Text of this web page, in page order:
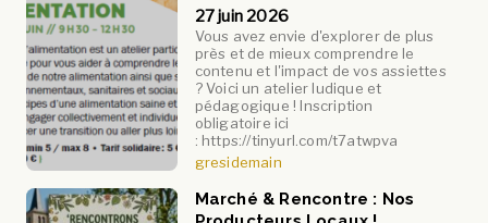
27 juin 2026
Vous avez envie d'explorer de plus
près et de mieux comprendre le
contenu et l'impact de vos assiettes
? Voici un atelier ludique et
pédagogique ! Inscription
obligatoire ici
: https://tinyurl.com/t7atwpva
gresidemain
Marché & Rencontre : Nos